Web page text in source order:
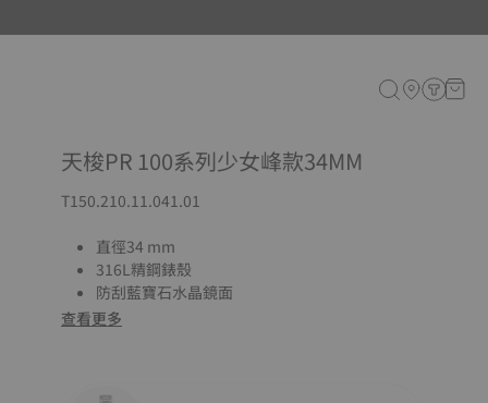
天梭PR 100系列少女峰款34MM
T150.210.11.041.01
直徑34 mm
316L精鋼錶殼
防刮藍寶石水晶鏡面
查看更多